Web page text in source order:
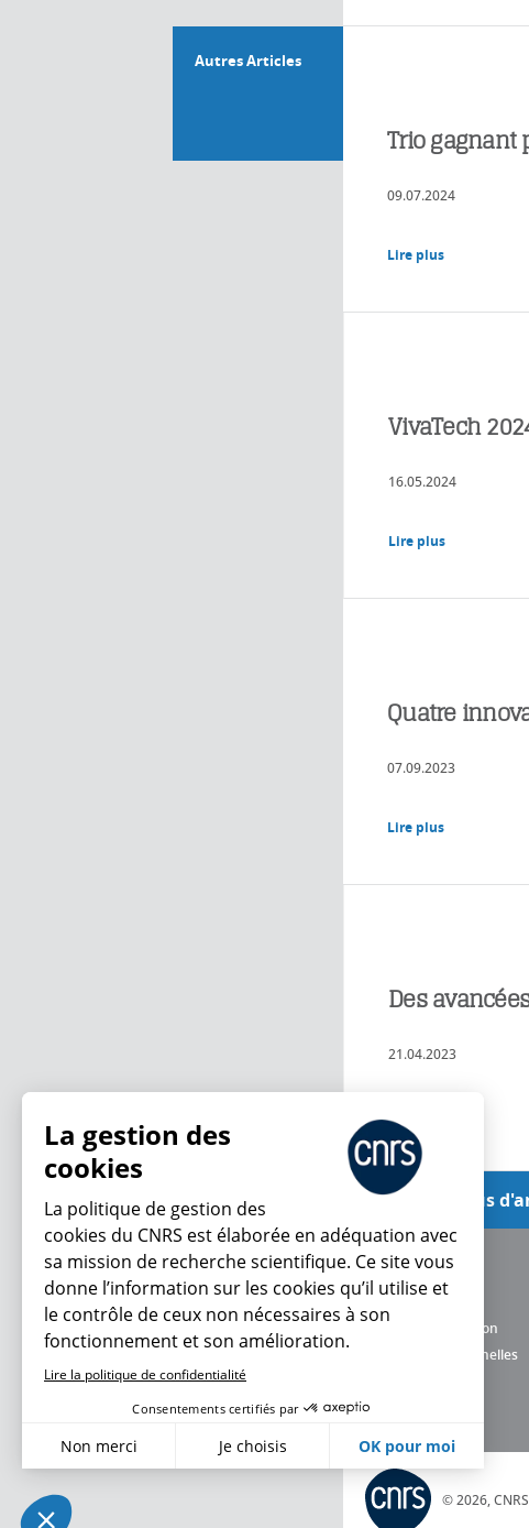
Autres Articles
Trio gagnant
09.07.2024
Lire plus
VivaTech
16.05.2024
Lire plus
Quatre
07.09.2023
Lire plus
Des
21.04.2023
Voir plus
Charte d'utilisation
Données personnelles
© 2026, CNRS
La gestion des
cookies
La politique de gestion des
cookies du CNRS est élaborée en adéquation avec
sa mission de recherche scientifique. Ce site vous
donne l’information sur les cookies qu’il utilise et
le contrôle de ceux non nécessaires à son
fonctionnement et son amélioration.
Lire la politique de confidentialité
Consentements certifiés par
Non merci Je choisis OK pour moi
Plateforme de Gestion du Consentement : Personnalisez vos